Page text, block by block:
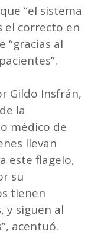
“el sistema
el correcto en
“gracias al
Gildo Insfrán,
la
médico de
llevan
este flagelo,
su
tienen
y siguen al
acentuó.